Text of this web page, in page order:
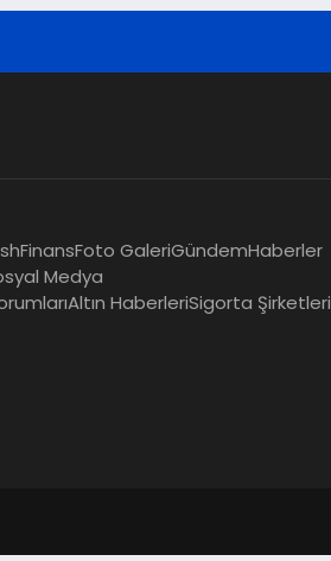
FinansFoto GaleriGündemHaberler
Medya
Altın HaberleriSigorta Şirketleri